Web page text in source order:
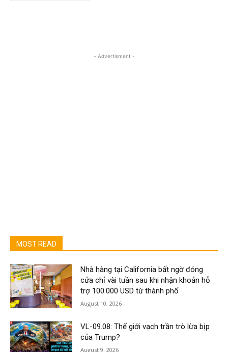
- Advertisment -
MOST READ
Nhà hàng tại California bất ngờ đóng
cửa chỉ vài tuần sau khi nhận khoản hỗ
trợ 100.000 USD từ thành phố
August 10, 2026
VL-09.08: Thế giới vạch trần trò lừa bịp
của Trump?
August 9, 2026